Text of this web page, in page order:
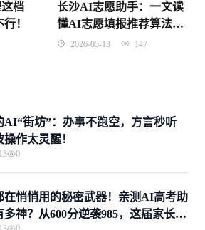
档
！
长沙AI志愿助手：一文读
懂AI志愿填报推荐算法原
理与实战
2026-05-13 147
AI“街坊”：办事不跑空，方言秒听
作太灵醒！
0
在悄悄用的秘密武器！亲测AI高考助
多神？从600分逆袭985，这届家长的